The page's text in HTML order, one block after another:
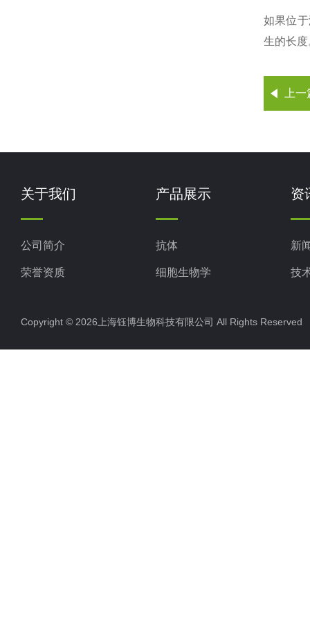
如果位
生的长
上
关于我们
公司简介
荣誉资质
产品展示
抗体
细胞生物学
资
新
技
Copyright © 2026上海钰博生物科技有限公司 All Rights